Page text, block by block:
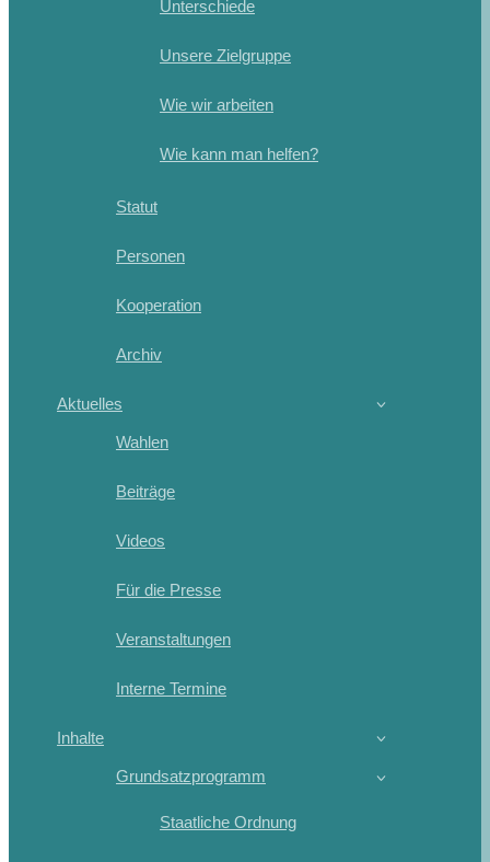
Unterschiede
Unsere Zielgruppe
Wie wir arbeiten
Wie kann man helfen?
Statut
Personen
Kooperation
Archiv
Aktuelles
Wahlen
Beiträge
Videos
Für die Presse
Veranstaltungen
Interne Termine
Inhalte
Grundsatzprogramm
Staatliche Ordnung